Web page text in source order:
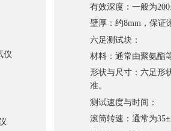
有效深度：一般为
壁厚：约8mm，保证
六足测试块：
材料：通常由聚氨酯
形状与尺寸：六足形
准。
测试速度与时间 ：
滚筒转速 ：通常为
仪